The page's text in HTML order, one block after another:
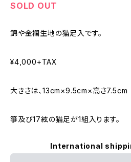
SOLD OUT
錦や金襴生地の猫足入です。
¥4,000+TAX
大きさは、13cm×9.5cm×高さ7.5cm
箏及び17絃の猫足が1組入ります。
International